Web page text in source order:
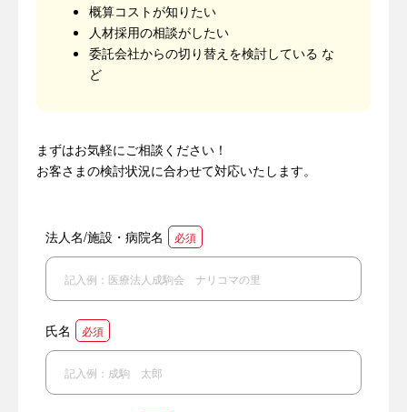
概算コストが知りたい
人材採用の相談がしたい
委託会社からの切り替えを検討している な
ど
まずはお気軽にご相談ください！
お客さまの検討状況に合わせて対応いたします。
法人名/施設・病院名 必須
氏名 必須